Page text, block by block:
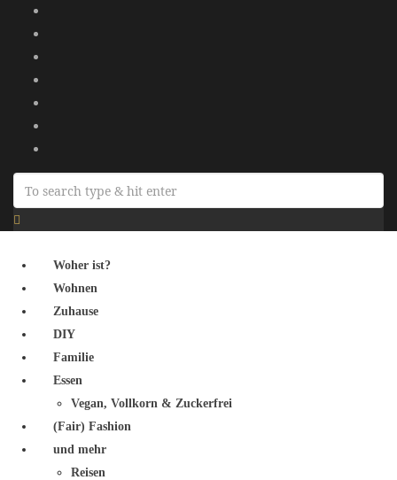
Woher ist?
Wohnen
Zuhause
DIY
Familie
Essen
Vegan, Vollkorn & Zuckerfrei
(Fair) Fashion
und mehr
Reisen